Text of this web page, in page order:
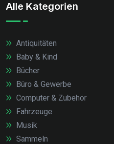
Alle Kategorien
Antiquitäten
Baby & Kind
Bücher
Büro & Gewerbe
Computer & Zubehör
Fahrzeuge
Musik
Sammeln